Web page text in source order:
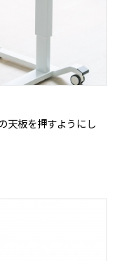
天板を押すようにし